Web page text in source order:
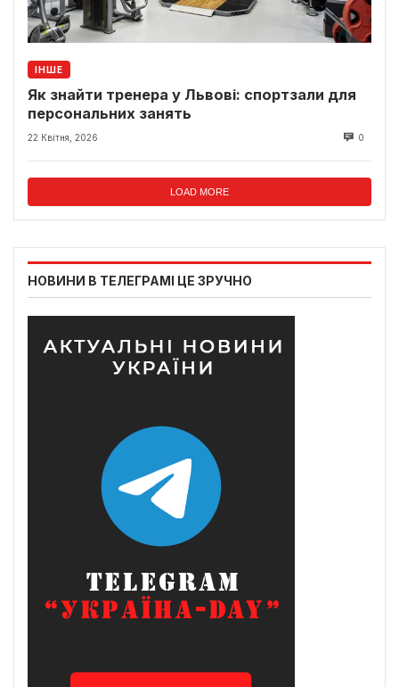
ІНШЕ
Як знайти тренера у Львові: спортзали для
персональних занять
22 Квітня, 2026 0
LOAD MORE
НОВИНИ В ТЕЛЕГРАМІ ЦЕ ЗРУЧНО